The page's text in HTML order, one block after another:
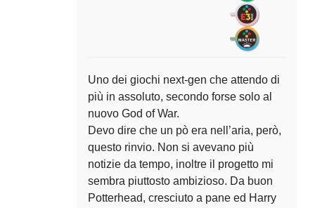
Uno dei giochi next-gen che attendo di
più in assoluto, secondo forse solo al
nuovo God of War.
Devo dire che un pò era nell’aria, però,
questo rinvio. Non si avevano più
notizie da tempo, inoltre il progetto mi
sembra piuttosto ambizioso. Da buon
Potterhead, cresciuto a pane ed Harry